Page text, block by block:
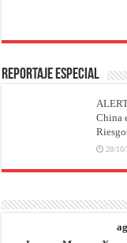
REPORTAJE ESPECIAL
China
28/